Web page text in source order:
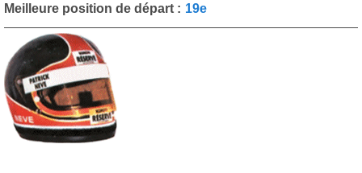
Meilleure position de départ : 19e